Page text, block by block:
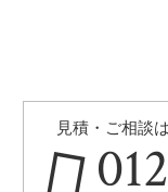
見積・ご相談